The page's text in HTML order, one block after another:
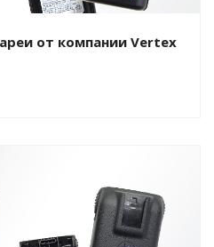
от компании Vertex